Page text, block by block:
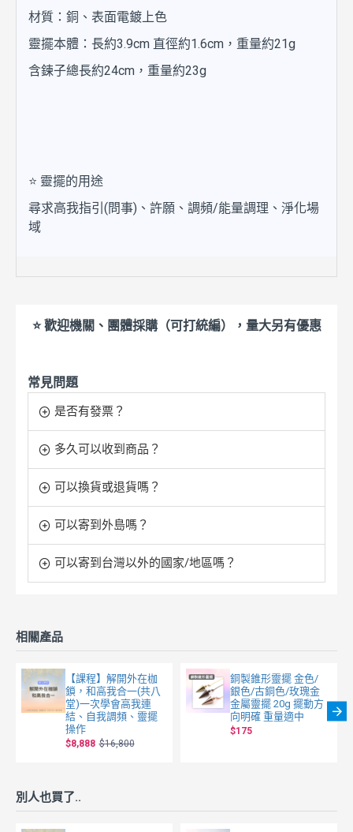
材質：銅、表面電鍍上色
靈擺本體：長約3.9cm 直徑約1.6cm，重量約21g
含鍊子總長約24cm，重量約23g
⭐ 靈擺的用途
尋求高我指引(問事)、許願、調頻/能量調理、淨化場
域
⭐ 歡迎機關、團體採購（可打統編），量大另有優惠
常見問題
是否有發票？
多久可以收到商品？
可以換貨或退貨嗎？
可以寄到外島嗎？
可以寄到台灣以外的國家/地區嗎？
相關產品
【課程】解開外在枷
鎖，和高我合一(共八
堂)一次學會高我連
結、自我調頻、靈擺
操作
$8,888 $16,800
銅製錐形靈擺 金色/
銀色/古銅色/玫瑰金
金屬靈擺 20g 擺動方
向明確 重量適中
$175
別人也買了..